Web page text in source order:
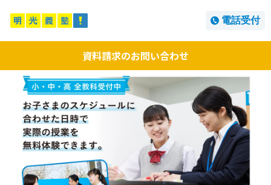
電話受付
資料請求のお問い合わせ